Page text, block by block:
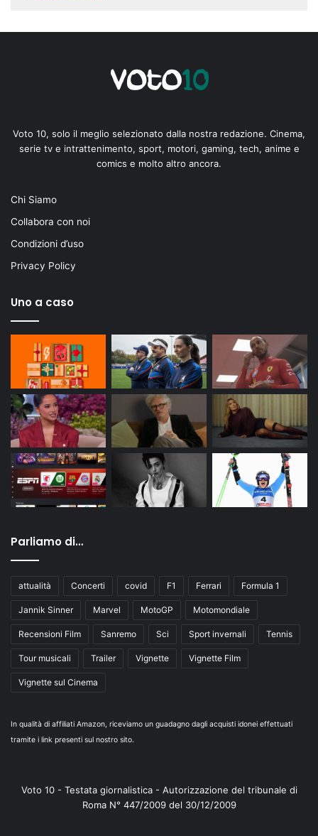
Voto 10, solo il meglio selezionato dalla nostra redazione. Cinema,
serie tv e intrattenimento, sport, motori, gaming, tech, anime e
comics e molto altro ancora.
Chi Siamo
Collabora con noi
Condizioni d’uso
Privacy Policy
Uno a caso
Parliamo di…
attualità Concerti covid F1 Ferrari Formula 1
Jannik Sinner Marvel MotoGP Motomondiale
Recensioni Film Sanremo Sci Sport invernali Tennis
Tour musicali Trailer Vignette Vignette Film
Vignette sul Cinema
In qualità di affiliati Amazon, riceviamo un guadagno dagli acquisti idonei effettuati
tramite i link presenti sul nostro sito.
Voto 10 - Testata giornalistica - Autorizzazione del tribunale di
Roma N° 447/2009 del 30/12/2009